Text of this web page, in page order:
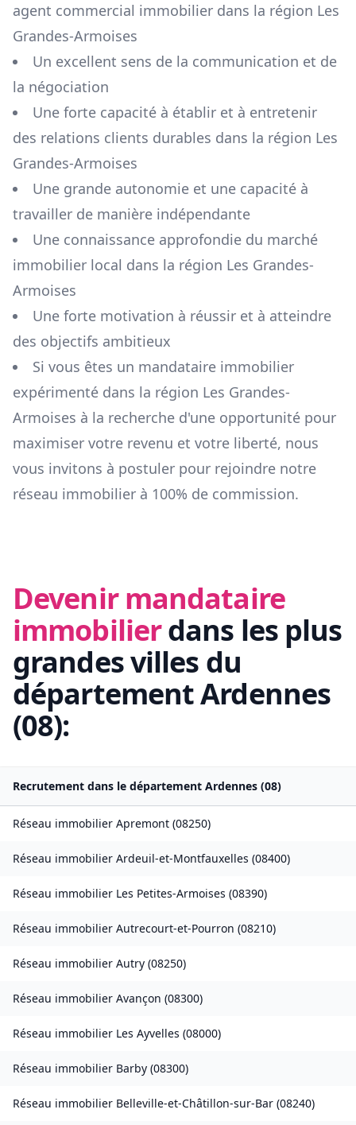
agent commercial immobilier dans la région Les
Grandes-Armoises
Un excellent sens de la communication et de
la négociation
Une forte capacité à établir et à entretenir
des relations clients durables dans la région Les
Grandes-Armoises
Une grande autonomie et une capacité à
travailler de manière indépendante
Une connaissance approfondie du marché
immobilier local dans la région Les Grandes-
Armoises
Une forte motivation à réussir et à atteindre
des objectifs ambitieux
Si vous êtes un mandataire immobilier
expérimenté dans la région Les Grandes-
Armoises à la recherche d'une opportunité pour
maximiser votre revenu et votre liberté, nous
vous invitons à postuler pour rejoindre notre
réseau immobilier à 100% de commission.
Devenir mandataire
immobilierdans les plus
grandes villes du
départementArdennes
(08):
Recrutement dans le département Ardennes (08)
Réseau immobilier Apremont (08250)
Réseau immobilier Ardeuil-et-Montfauxelles (08400)
Réseau immobilier Les Petites-Armoises (08390)
Réseau immobilier Autrecourt-et-Pourron (08210)
Réseau immobilier Autry (08250)
Réseau immobilier Avançon (08300)
Réseau immobilier Les Ayvelles (08000)
Réseau immobilier Barby (08300)
Réseau immobilier Belleville-et-Châtillon-sur-Bar (08240)